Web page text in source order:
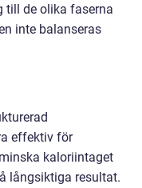
till de olika faserna
inte balanseras
effektiv för
kaloriintaget
långsiktiga resultat.